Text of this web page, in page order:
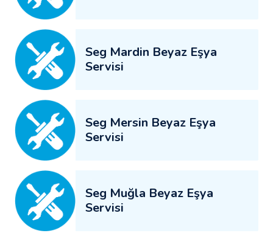
Seg Mardin Beyaz Eşya
Servisi
Seg Mersin Beyaz Eşya
Servisi
Seg Muğla Beyaz Eşya
Servisi